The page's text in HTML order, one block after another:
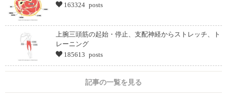
163324 posts
上腕三頭筋の起始・停止、支配神経からストレッチ、ト
レーニング
185613 posts
記事の一覧を見る